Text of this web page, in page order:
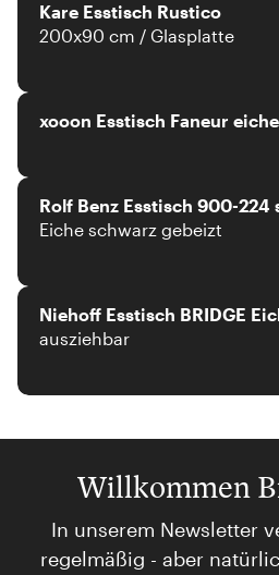
Kare Esstisch Rustico
200x90 cm / Glasplatte
xooon Esstisch Faneur eiche
Rolf Benz Esstisch 900-224
Eiche schwarz gebeizt
Niehoff Esstisch BRIDGE
ausziehbar
Willkommen
In unserem Newsletter
regelmäßig - aber